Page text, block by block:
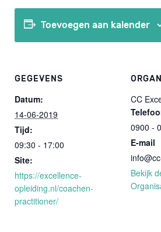
Toevoegen aan kalender
GEGEVENS
Datum:
14-06-2019
Tijd:
09:30 - 17:00
Site:
https://excellence-
opleiding.nl/coachen-
practitioner/
CC
0900 -
E-mail
Bekijk